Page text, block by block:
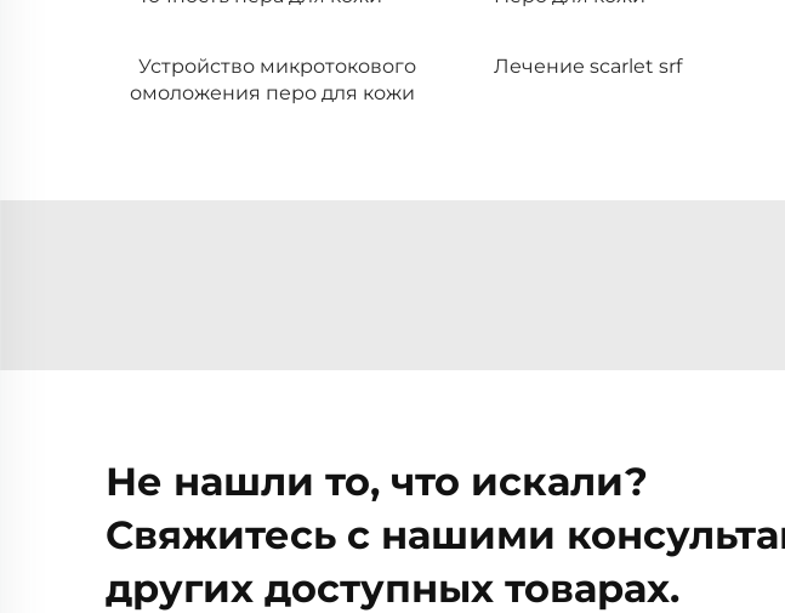
Устройство микротокового
омоложения перо для кожи
Лечение scarlet srf
Не нашли то, что искали?
Свяжитесь с нашими
других доступных товарах.